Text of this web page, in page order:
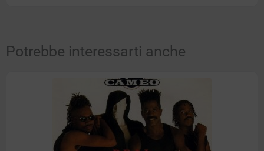
Potrebbe interessarti anche